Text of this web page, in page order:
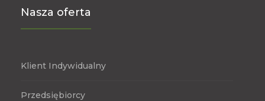
Nasza oferta
Klient Indywidualny
Przedsiębiorcy